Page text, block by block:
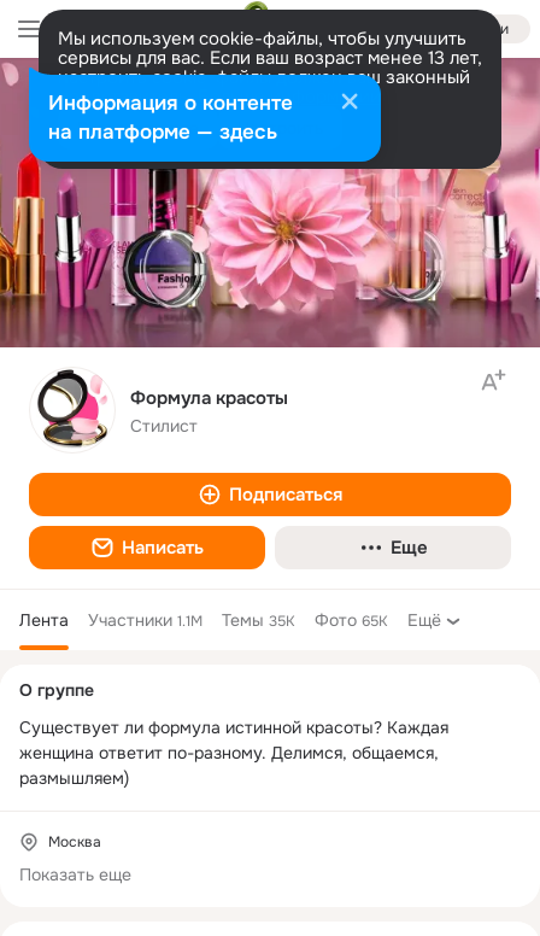
Войти
Мы используем cookie-файлы, чтобы улучшить
сервисы для вас. Если ваш возраст менее 13 лет,
настроить cookie-файлы должен ваш законный
представитель. Больше информации
Разрешить все Настроить
Формула красоты
Стилист
Подписаться
Написать Еще
Лента Участники 1.1M Темы 35K Фото 65K Ещё
колонка
О группе
Существует ли формула истинной красоты? Каждая
женщина ответит по-разному. Делимся, общаемся,
размышляем)
Москва
Показать еще
Информация о контенте
на платформе — здесь